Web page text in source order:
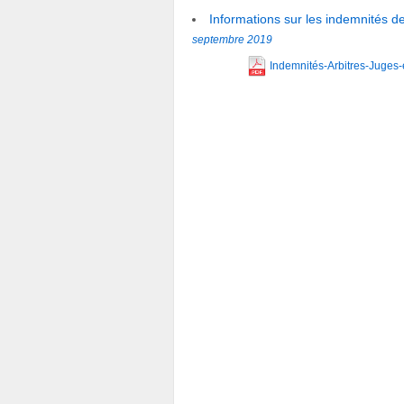
Informations sur les indemnités
septembre 2019
Indemnités-Arbitres-